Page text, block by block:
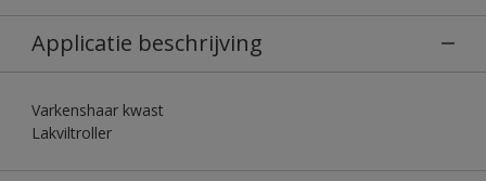
Applicatie beschrijving
Varkenshaar kwast
Lakviltroller